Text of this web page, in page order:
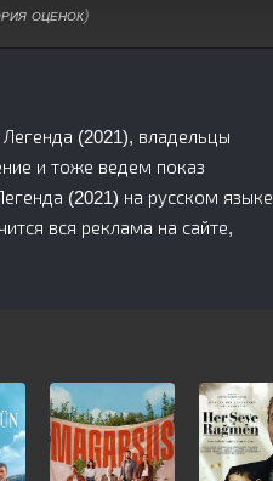
оценок)
(2021), владельцы
и тоже ведем показ
(2021) на русском языке
вся реклама на сайте,